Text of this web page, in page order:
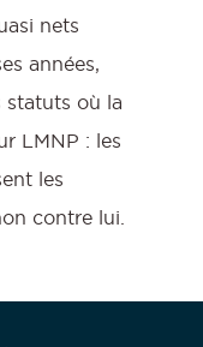
nets
années,
statuts où la
LMNP : les
les
contre lui.